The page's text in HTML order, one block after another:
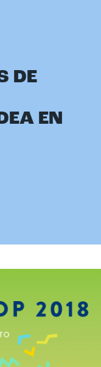
DE
EN